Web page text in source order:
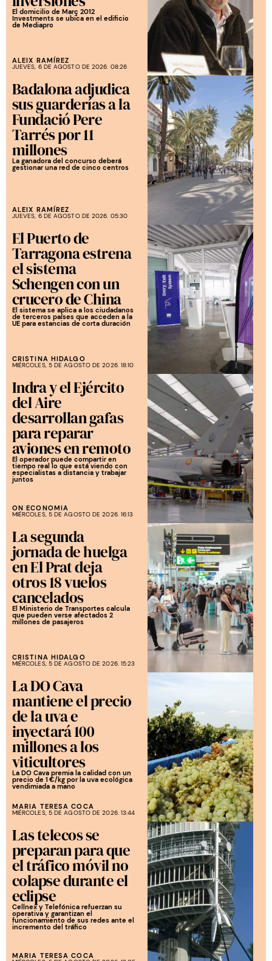
El domicilio de Març 2012
Investments se ubica en el edificio
de Mediapro
ALEIX RAMÍREZ
JUEVES, 6 DE AGOSTO DE 2026. 08:26
Badalona adjudica
sus guarderías a la
Fundació Pere
Tarrés por 11
millones
La ganadora del concurso deberá
gestionar una red de cinco centros
ALEIX RAMÍREZ
JUEVES, 6 DE AGOSTO DE 2026. 05:30
El Puerto de
Tarragona estrena
el sistema
Schengen con un
crucero de China
El sistema se aplica a los ciudadanos
de terceros países que acceden a la
UE para estancias de corta duración
CRISTINA HIDALGO
MIÉRCOLES, 5 DE AGOSTO DE 2026. 18:10
Indra y el Ejército
del Aire
desarrollan gafas
para reparar
aviones en remoto
El operador puede compartir en
tiempo real lo que está viendo con
especialistas a distancia y trabajar
juntos
ON ECONOMIA
MIÉRCOLES, 5 DE AGOSTO DE 2026. 16:13
La segunda
jornada de huelga
en El Prat deja
otros 18 vuelos
cancelados
El Ministerio de Transportes calcula
que pueden verse afectados 2
millones de pasajeros
CRISTINA HIDALGO
MIÉRCOLES, 5 DE AGOSTO DE 2026. 15:23
La DO Cava
mantiene el precio
de la uva e
inyectará 100
millones a los
viticultores
La DO Cava premia la calidad con un
precio de 1 €/kg por la uva ecológica
vendimiada a mano
MARIA TERESA COCA
MIÉRCOLES, 5 DE AGOSTO DE 2026. 13:44
Las telecos se
preparan para que
el tráfico móvil no
colapse durante el
eclipse
Cellnex y Telefónica refuerzan su
operativa y garantizan el
funcionamiento de sus redes ante el
incremento del tráfico
MARIA TERESA COCA